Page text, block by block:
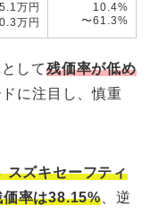
万円
万円
10.4%
〜61.3%
して残価率が低め
に注目し、慎重
スズキセーフティ
価率は38.15%、逆